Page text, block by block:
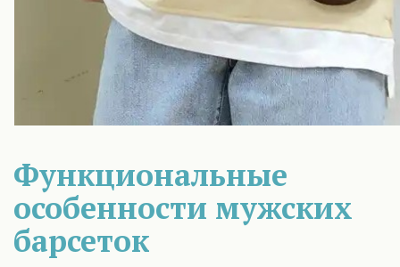
Функциональные
особенности мужских
барсеток